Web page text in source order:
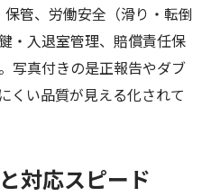
保管、労働安全（滑り・転倒
・入退室管理、賠償責任保
写真付きの是正報告やダブ
くい品質が見える化されて
対応スピード